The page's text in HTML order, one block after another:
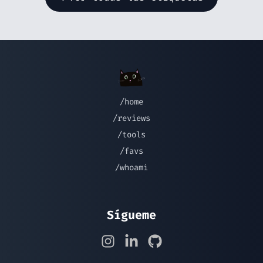
/home
/reviews
/tools
/favs
/whoami
Sígueme